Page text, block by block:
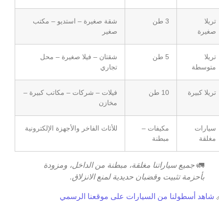
تريلا
صغيرة
3 طن
شقة صغيرة – استديو – مكتب
صغير
تريلا
متوسطة
5 طن
شقتان – فيلا صغيرة – محل
تجاري
تريلا كبيرة 10 طن
فيلات – شركات – مكاتب كبيرة –
مخازن
سيارات
مغلقة
مكيفات –
مبطنة
للأثاث الفاخر والأجهزة الإلكترونية
🚛 جميع سياراتنا مغلقة، مبطنة من الداخل، ومزودة
بأحزمة تثبيت وقضبان حديدية لمنع الانزلاق.
شاهد أسطولنا من السيارات على موقعنا الرسمي